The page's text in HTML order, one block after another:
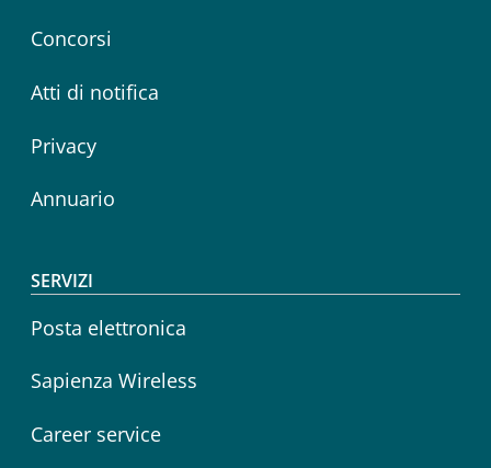
Concorsi
Atti di notifica
Privacy
Annuario
SERVIZI
Posta elettronica
Sapienza Wireless
Career service